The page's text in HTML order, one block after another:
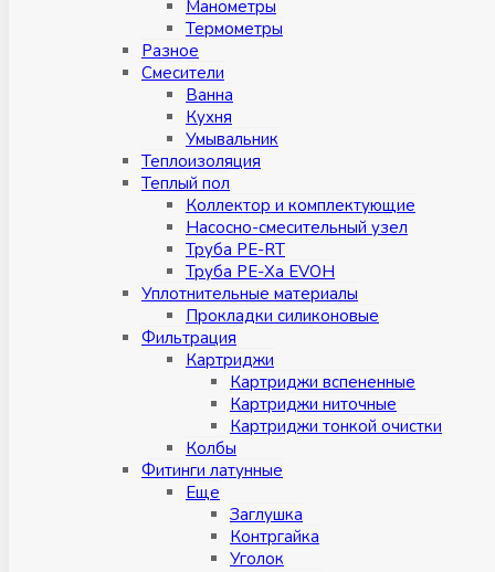
Манометры
Термометры
Разное
Смесители
Ванна
Кухня
Умывальник
Теплоизоляция
Теплый пол
Коллектор и комплектующие
Насосно-смесительный узел
Труба PE-RT
Труба PE-Xa EVOH
Уплотнительные материалы
Прокладки силиконовые
Фильтрация
Картриджи
Картриджи вспененные
Картриджи ниточные
Картриджи тонкой очистки
Колбы
Фитинги латунные
Eщe
Заглушка
Контргайка
Уголок